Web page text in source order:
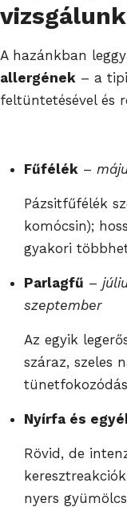
A hazánkban
allergének – a
feltüntetésével és
Fűfélék –
Pázsitfűfélék
komócsin);
gyakori
Parlagfű –
szeptember
Az egyik
száraz, szeles
Nyírfa és
Rövid, de
nyers